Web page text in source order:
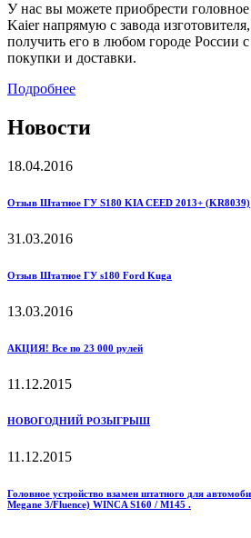
У нас вы можете приобрести головное
Kaier напрямую с завода
получить его в любом городе России
покупки и доставки.
Подробнее
Новости
18.04.2016
Отзыв Штатное ГУ S180 KIA CEED 2013+ (KR8039)
31.03.2016
Отзыв Штатное ГУ s180 Ford Kuga
13.03.2016
АКЦИЯ! Все по 23 000 рулей
11.12.2015
НОВОГОДНИЙ РОЗЫГРЫШ
11.12.2015
Головное устройство взамен штатного для
Megane 3/Fluence) WINCA S160 / M145 .